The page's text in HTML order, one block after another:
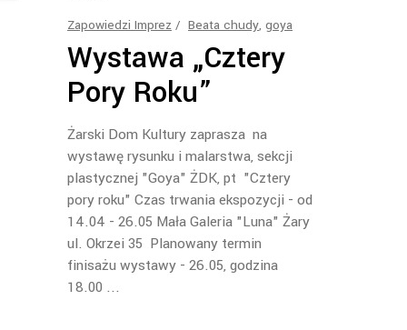
Zapowiedzi Imprez Beata chudy, goya
Wystawa „Cztery
Pory Roku”
Żarski Dom Kultury zaprasza na
wystawę rysunku i malarstwa, sekcji
plastycznej "Goya" ŻDK, pt "Cztery
pory roku" Czas trwania ekspozycji - od
14.04 - 26.05 Mała Galeria "Luna" Żary
ul. Okrzei 35 Planowany termin
finisażu wystawy - 26.05, godzina
18.00